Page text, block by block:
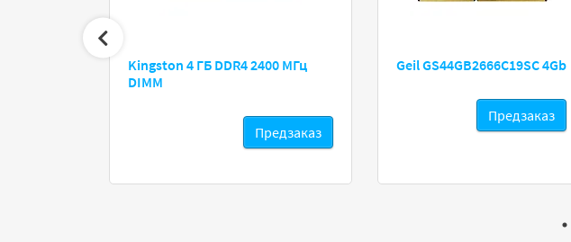
Kingston 4 ГБ DDR4 2400 МГц
DIMM
Предзаказ
Geil GS44GB2666C19SC 4Gb
Предзаказ